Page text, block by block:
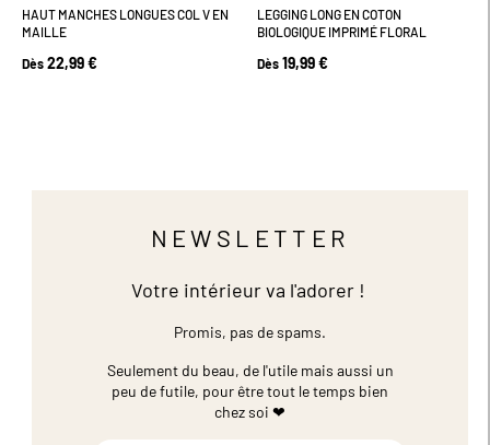
HAUT MANCHES LONGUES COL V EN
MAILLE
Dès 22,99 €
LEGGING LONG EN COTON
BIOLOGIQUE IMPRIMÉ FLORAL
Dès 19,99 €
NEWSLETTER
Votre intérieur va l'adorer !
Promis, pas de spams.
Seulement du beau, de l'utile mais aussi un
peu de futile, pour être tout le temps bien
chez soi ❤